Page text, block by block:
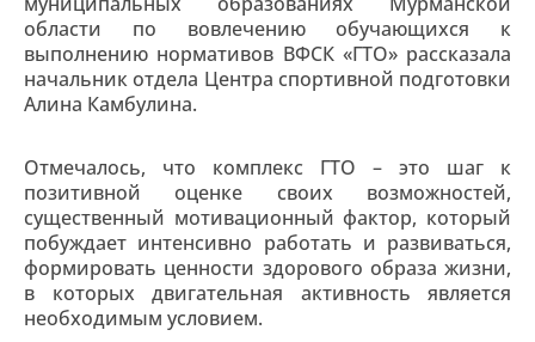
области по вовлечению обучающихся к
выполнению нормативов ВФСК «ГТО» рассказала
начальник отдела Центра спортивной подготовки
Алина Камбулина.
Отмечалось, что комплекс ГТО – это шаг к
позитивной оценке своих возможностей,
существенный мотивационный фактор, который
побуждает интенсивно работать и развиваться,
формировать ценности здорового образа жизни,
в которых двигательная активность является
необходимым условием.